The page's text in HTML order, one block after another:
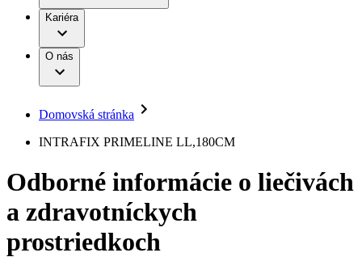
Terapie
Kontinencia a urológia
Liečba bolesti
Miniinvazívna chirurgia
Nutričná terapia
Onkológia
Ortopédia
Prevencia a kontrola infekcií
Spinálna chirurgia
Starostlivosť o rany
B. Braun Avitum
Ochorenia
Služby pre pacientov
Práca a kariéra
Naša kultúra
Vaša príležitosť
Zodpovednosť
Médiá
Tlačové správy
Kontakt
Kontaktný formulár
Spoločnosť
Kariéra
O nás
Domovská stránka
INTRAFIX PRIMELINE LL,180CM
Odborné informácie o liečivách
a zdravotníckych
prostriedkoch